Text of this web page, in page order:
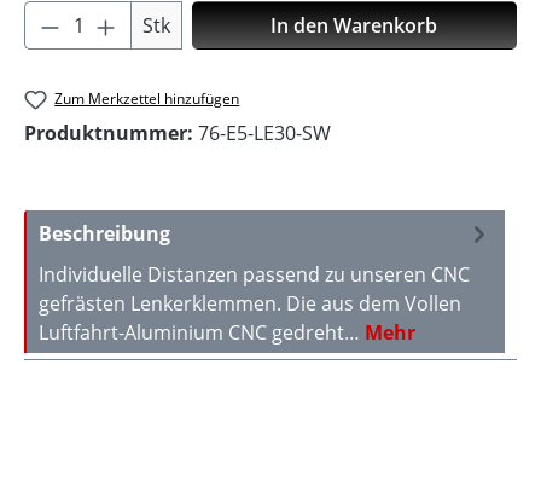
Produkt Anzahl: Gib den gewünschten
Stk In den Warenkorb
Zum Merkzettel hinzufügen
Produktnummer: 76-E5-LE30-SW
Beschreibung
Individuelle Distanzen passend zu unseren CNC
gefrästen Lenkerklemmen. Die aus dem Vollen
Luftfahrt-Aluminium CNC gedreht… Mehr